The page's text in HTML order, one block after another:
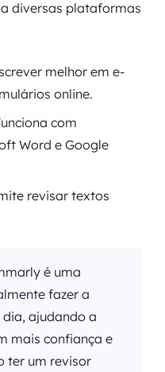
diversas plataformas
melhor em e-
online.
com
Word e Google
revisar textos
é uma
fazer a
ajudando a
mais confiança e
ter um revisor